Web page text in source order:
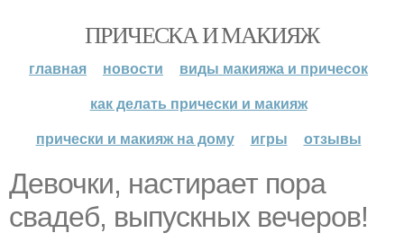
ПРИЧЕСКА И МАКИЯЖ
главная новости
виды макияжа и причесок
как делать прически и макияж
прически и макияж на дому
игры отзывы
Девочки, настирает пора
свадеб, выпускных вечеров!